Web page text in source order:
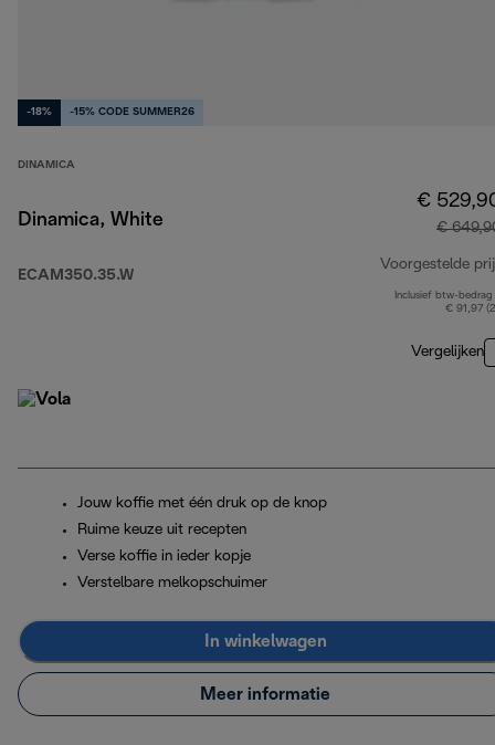
-18% -15% CODE SUMMER26
DINAMICA
Dinamica, White
ECAM350.35.W
€
€
Voorgestelde
Inclusief btw-bedrag
€ 91,97
Vergelijken
Jouw koffie met één druk op de knop
Ruime keuze uit recepten
Verse koffie in ieder kopje
Verstelbare melkopschuimer
In winkelwagen
Meer informatie